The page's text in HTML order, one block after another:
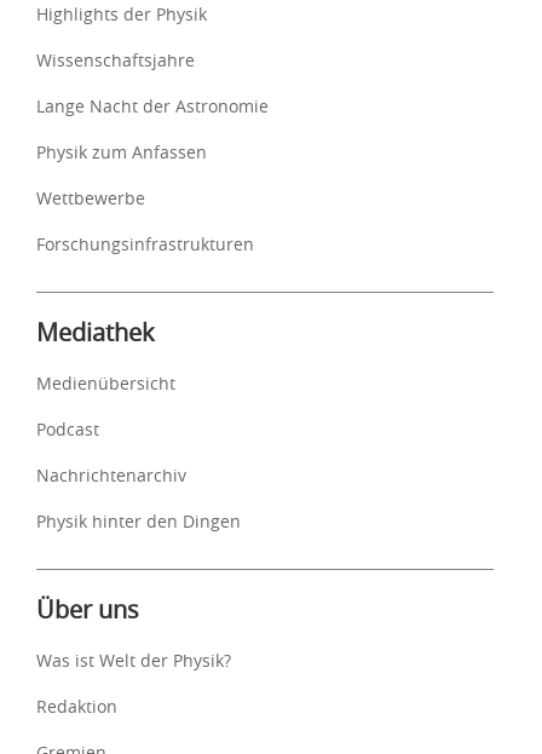
Highlights der Physik
Wissenschaftsjahre
Lange Nacht der Astronomie
Physik zum Anfassen
Wettbewerbe
Forschungsinfrastrukturen
Mediathek
Medienübersicht
Podcast
Nachrichtenarchiv
Physik hinter den Dingen
Über uns
Was ist Welt der Physik?
Redaktion